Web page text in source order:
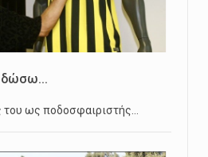
δώσω...
ως ποδοσφαιριστής…